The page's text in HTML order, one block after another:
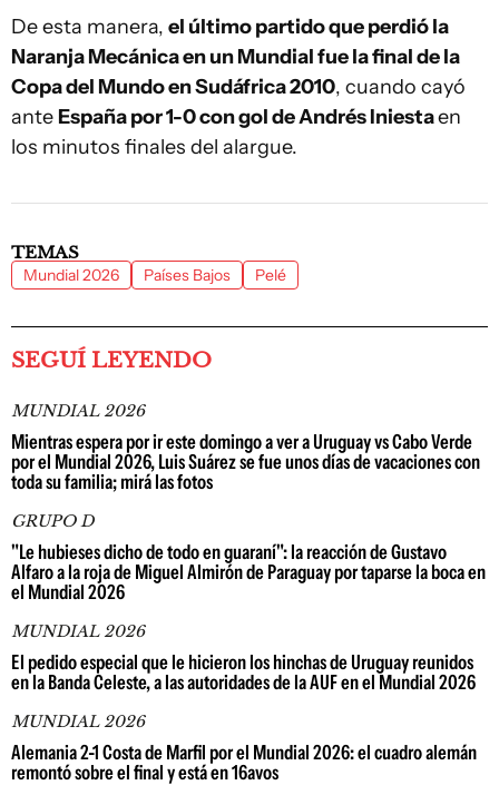
De esta manera, el último partido que perdió la
Naranja Mecánica en un Mundial fue la final de la
Copa del Mundo en Sudáfrica 2010, cuando cayó
ante España por 1-0 con gol de Andrés Iniestaen
los minutos finales del alargue.
TEMAS
Mundial 2026 Países Bajos Pelé
SEGUÍ LEYENDO
MUNDIAL 2026
Mientras espera por ir este domingo a ver a Uruguay vs Cabo Verde
por el Mundial 2026, Luis Suárez se fue unos días de vacaciones con
toda su familia; mirá las fotos
GRUPO D
"Le hubieses dicho de todo en guaraní": la reacción de Gustavo
Alfaro a la roja de Miguel Almirón de Paraguay por taparse la boca en
el Mundial 2026
MUNDIAL 2026
El pedido especial que le hicieron los hinchas de Uruguay reunidos
en la Banda Celeste, a las autoridades de la AUF en el Mundial 2026
MUNDIAL 2026
Alemania 2-1 Costa de Marfil por el Mundial 2026: el cuadro alemán
remontó sobre el final y está en 16avos